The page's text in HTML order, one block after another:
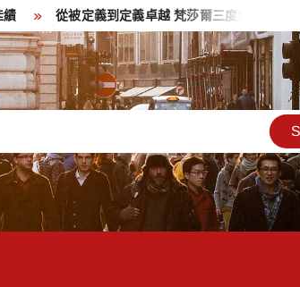
從被定義到定義卓越 梵莎爾三度參與全國技能競賽